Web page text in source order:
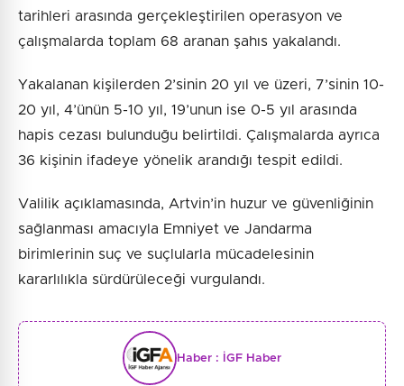
tarihleri arasında gerçekleştirilen operasyon ve
çalışmalarda toplam 68 aranan şahıs yakalandı.
Yakalanan kişilerden 2’sinin 20 yıl ve üzeri, 7’sinin 10-
20 yıl, 4’ünün 5-10 yıl, 19’unun ise 0-5 yıl arasında
hapis cezası bulunduğu belirtildi. Çalışmalarda ayrıca
36 kişinin ifadeye yönelik arandığı tespit edildi.
Valilik açıklamasında, Artvin’in huzur ve güvenliğinin
sağlanması amacıyla Emniyet ve Jandarma
birimlerinin suç ve suçlularla mücadelesinin
kararlılıkla sürdürüleceği vurgulandı.
Haber : İGF Haber